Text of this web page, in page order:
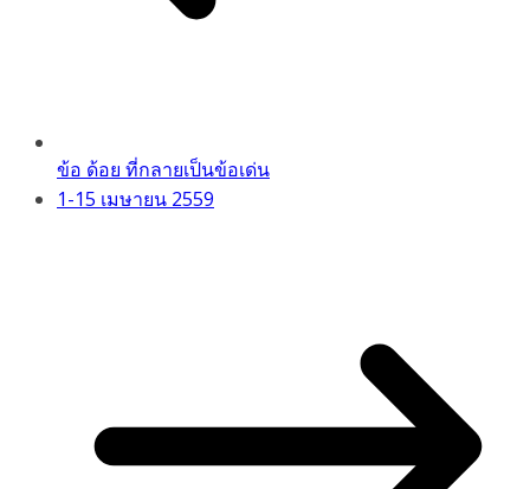
ข้อ ด้อย ที่กลายเป็นข้อเด่น
1-15 เมษายน 2559